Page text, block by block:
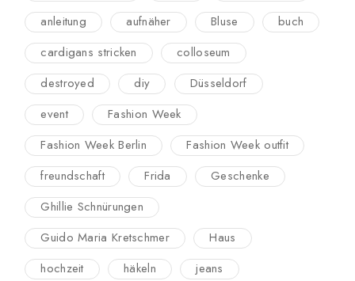
anleitung
aufnäher Bluse
buch
cardigans stricken
colloseum
destroyed
diy
Düsseldorf
event
Fashion Week
Fashion Week Berlin
Fashion Week outfit
freundschaft
Frida
Geschenke
Ghillie Schnürungen
Guido Maria Kretschmer
Haus
hochzeit
häkeln
jeans